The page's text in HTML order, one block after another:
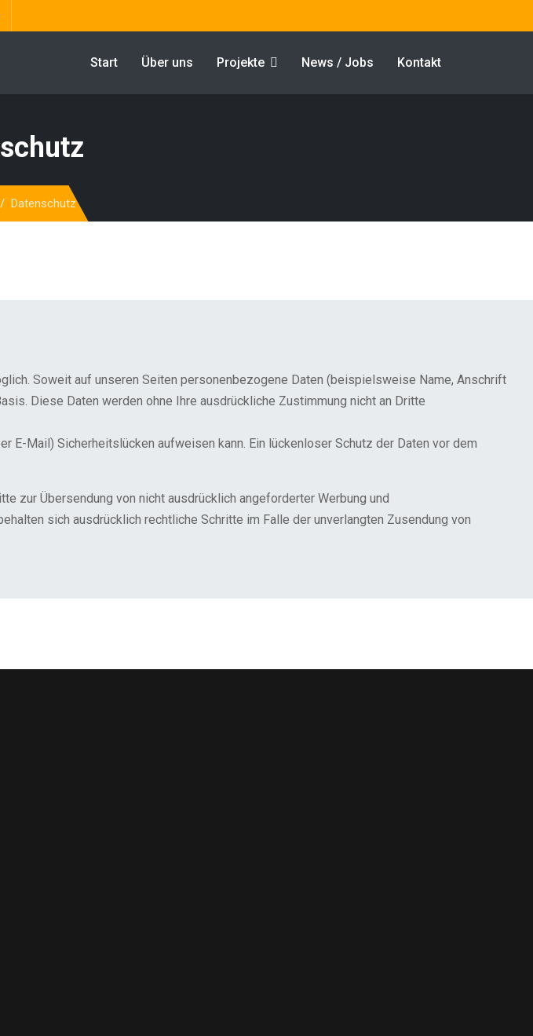
Start Über uns Projekte News / Jobs Kontakt
Datenschutz
Soweit auf unseren Seiten personenbezogene Daten (beispielsweise Name, Anschrift
Diese Daten werden ohne Ihre ausdrückliche Zustimmung nicht an Dritte
E-Mail) Sicherheitslücken aufweisen kann. Ein lückenloser Schutz der Daten vor dem
zur Übersendung von nicht ausdrücklich angeforderter Werbung und
sich ausdrücklich rechtliche Schritte im Falle der unverlangten Zusendung von